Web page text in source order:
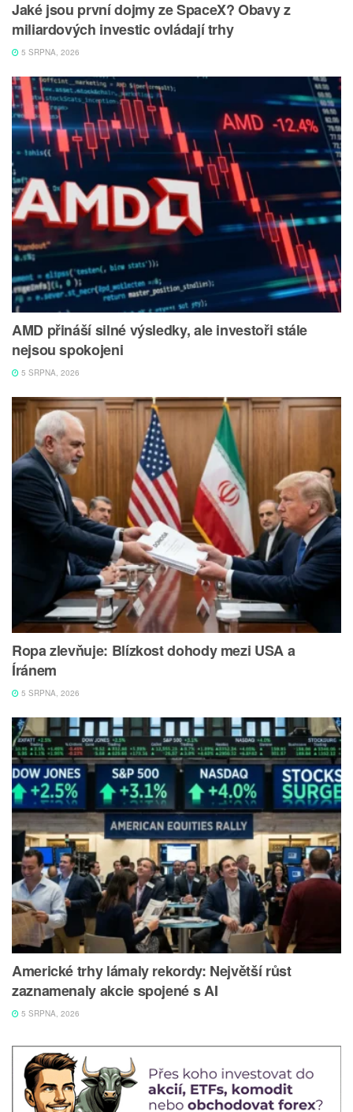
Jaké jsou první dojmy ze SpaceX? Obavy z
miliardových investic ovládají trhy
5 SRPNA, 2026
AMD přináší silné výsledky, ale investoři stále
nejsou spokojeni
5 SRPNA, 2026
Ropa zlevňuje: Blízkost dohody mezi USA a
Íránem
5 SRPNA, 2026
Americké trhy lámaly rekordy: Největší růst
zaznamenaly akcie spojené s AI
5 SRPNA, 2026